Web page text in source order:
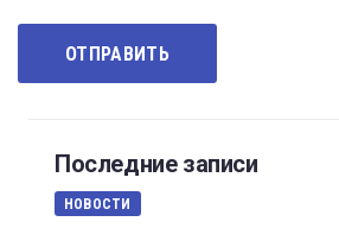
Последние записи
НОВОСТИ